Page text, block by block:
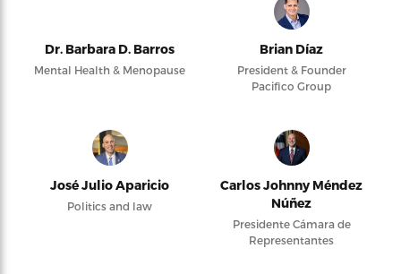
Dr. Barbara D. Barros
Mental Health & Menopause
Brian Díaz
President & Founder
Pacifico Group
José Julio Aparicio
Politics and law
Carlos Johnny Méndez
Núñez
Presidente Cámara de
Representantes